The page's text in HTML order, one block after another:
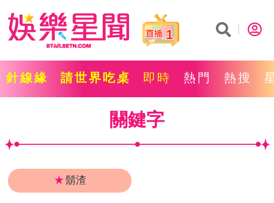
1
針線緣 請世界吃桌 即時 熱門 熱搜
關鍵字
★鬍渣